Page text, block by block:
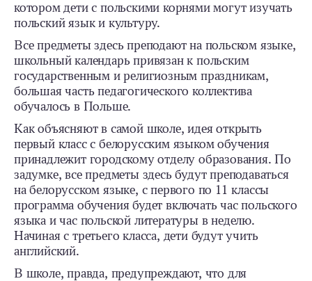
котором дети с польскими корнями могут изучать
польский язык и культуру.
Все предметы здесь преподают на польском языке,
школьный календарь привязан к польским
государственным и религиозным праздникам,
большая часть педагогического коллектива
обучалось в Польше.
Как объясняют в самой школе, идея открыть
первый класс с белорусским языком обучения
принадлежит городскому отделу образования. По
задумке, все предметы здесь будут преподаваться
на белорусском языке, с первого по 11 классы
программа обучения будет включать час польского
языка и час польской литературы в неделю.
Начиная с третьего класса, дети будут учить
английский.
В школе, правда, предупреждают, что для